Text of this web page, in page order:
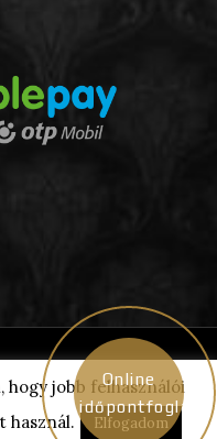
jog
hogy jobb felhasználói
használ.
Elfogadom
Online
időpontfoglaló